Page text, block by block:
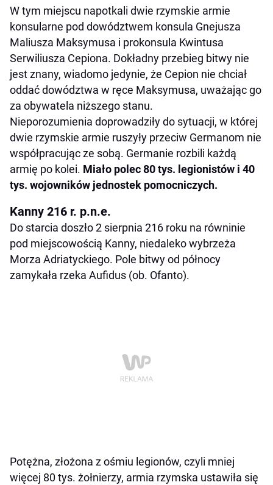
W tym miejscu napotkali dwie rzymskie armie
konsularne pod dowództwem konsula Gnejusza
Maliusza Maksymusa i prokonsula Kwintusa
Serwiliusza Cepiona. Dokładny przebieg bitwy nie
jest znany, wiadomo jedynie, że Cepion nie chciał
oddać dowództwa w ręce Maksymusa, uważając go
za obywatela niższego stanu.
Nieporozumienia doprowadziły do sytuacji, w której
dwie rzymskie armie ruszyły przeciw Germanom nie
współpracując ze sobą. Germanie rozbili każdą
armię po kolei. Miało polec 80 tys. legionistów i 40
tys. wojowników jednostek pomocniczych.
Kanny 216 r. p.n.e.
Do starcia doszło 2 sierpnia 216 roku na równinie
pod miejscowością Kanny, niedaleko wybrzeża
Morza Adriatyckiego. Pole bitwy od północy
zamykała rzeka Aufidus (ob. Ofanto).
Potężna, złożona z ośmiu legionów, czyli mniej
więcej 80 tys. żołnierzy, armia rzymska ustawiła się